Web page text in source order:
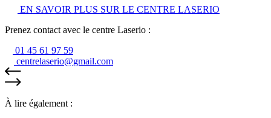
EN SAVOIR PLUS SUR LE CENTRE LASERIO
Prenez contact avec le centre Laserio :
01 45 61 97 59
centrelaserio@gmail.com
À lire également :